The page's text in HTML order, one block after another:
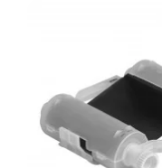
Brother PT-E300VP